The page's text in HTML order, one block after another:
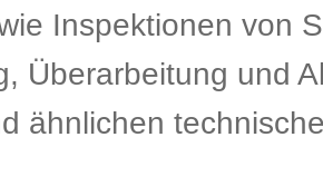
Inspektionen von
Überarbeitung und
ähnlichen